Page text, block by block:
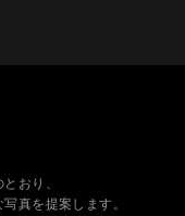
おり、
真を提案します。